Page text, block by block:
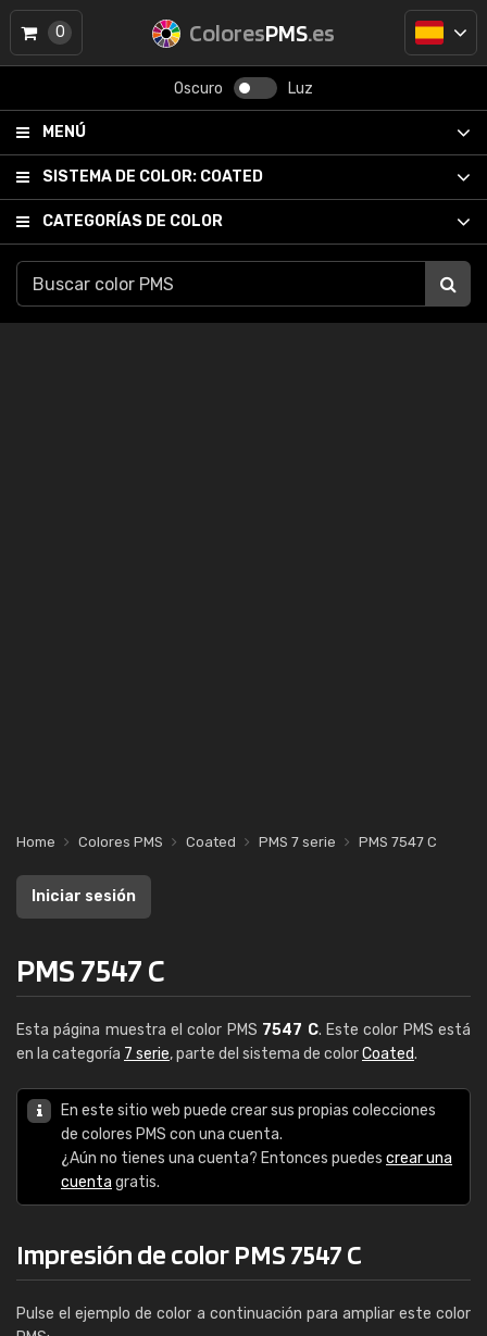
ColoresPMS.es
Oscuro Luz
MENÚ
SISTEMA DE COLOR: COATED
CATEGORÍAS DE COLOR
0
Home Colores PMS Coated PMS 7 serie PMS 7547 C
Iniciar sesión
PMS 7547 C
Esta página muestra el color PMS 7547 C. Este color PMS está
en la categoría 7 serie, parte del sistema de colorCoated.
En este sitio web puede crear sus propias colecciones
de colores PMS con una cuenta.
¿Aún no tienes una cuenta? Entonces puedes crear una
cuenta gratis.
Impresión de color PMS 7547 C
Pulse el ejemplo de color a continuación para ampliar este color